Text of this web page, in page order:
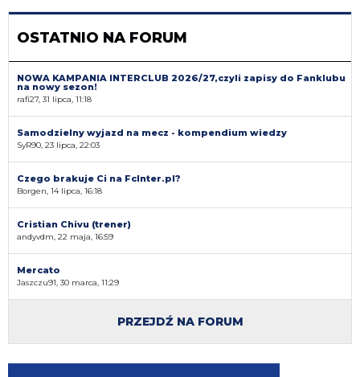
OSTATNIO NA FORUM
NOWA KAMPANIA INTERCLUB 2026/27,czyli zapisy do Fanklubu
na nowy sezon!
rafi27, 31 lipca, 11:18
Samodzielny wyjazd na mecz - kompendium wiedzy
SyR90, 23 lipca, 22:03
Czego brakuje Ci na FcInter.pl?
Borgen, 14 lipca, 16:18
Cristian Chivu (trener)
andyvdm, 22 maja, 16:59
Mercato
Jaszczu91, 30 marca, 11:29
PRZEJDŹ NA FORUM